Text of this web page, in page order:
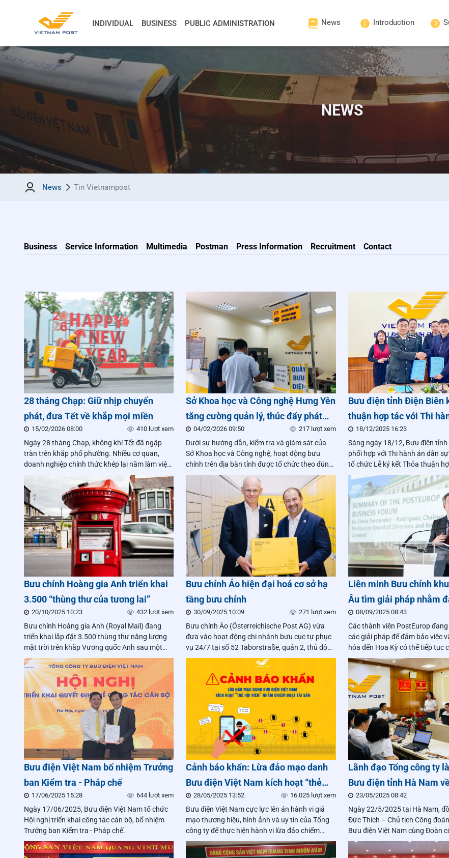
INDIVIDUAL BUSINESS PUBLIC ADMINISTRATION News Introduction
NEWS
News Tin Vietnampost
Business Service Information Multimedia Postman Press Information Recruitment Contact
28 tháng Chạp: Giữ nhịp chuyển
phát, đưa Tết về khắp mọi miền
15/02/2026 08:00 410 lượt xem
Ngày 28 tháng Chạp, không khí Tết đã ngập
tràn trên khắp phố phường. Nhiều cơ quan,
doanh nghiệp chính thức khép lại năm làm việc,
chuẩn bị cho kỳ nghỉ dài ngày. Thế nhưng tại
các trung tâm khai thác, bưu cục và trên từng
tuyến phát, nhịp làm việc của Bưu điện Việt
Nam vẫn khẩn trương, liên tục, không ngơi
nghỉ.
Sở Khoa học và Công nghệ Hưng Yên
tăng cường quản lý, thúc đẩy phát
triển dịch vụ bưu chính, đóng góp
tích cực vào ngân sách địa phương
04/02/2026 09:50 217 lượt xem
Dưới sự hướng dẫn, kiểm tra và giám sát của
Sở Khoa học và Công nghệ, hoạt động bưu
chính trên địa bàn tỉnh được tổ chức theo đúng
quy định pháp luật, bảo đảm chất lượng dịch
vụ, an toàn mạng bưu chính công cộng và
quyền lợi của người sử dụng dịch vụ.
Bưu điện tỉnh Điện Biên
thuận hợp tác với Thi
tỉnh18/12/2025 16:23
Sáng ngày 18/12, Bưu điện tỉnh
phối hợp với Thi hành án dân
tổ chức Lễ ký kết Thỏa thuận
đơn vị.
Bưu chính Hoàng gia Anh triển khai
3.500 “thùng thư của tương lai”
20/10/2025 10:23 432 lượt xem
Bưu chính Hoàng gia Anh (Royal Mail) đang
triển khai lắp đặt 3.500 thùng thư năng lượng
mặt trời trên khắp Vương quốc Anh sau một
đợt thử nghiệm thành công vào đầu năm nay,
khi công ty tiếp tục tìm cách giúp cho việc gửi,
trả và nhận bưu kiện trở nên thuận tiện hơn cho
khách hàng.
Bưu chính Áo hiện đại hoá cơ sở hạ
tầng bưu chính
30/09/2025 10:09 271 lượt xem
Bưu chính Áo (Österreichische Post AG) vừa
đưa vào hoạt động chi nhánh bưu cục tự phục
vụ 24/7 tại số 52 Taborstraße, quận 2, thủ đô
Vienna.
Liên minh Bưu chính
Âu tìm giải pháp nhằm
tiếp tục vận chuyển
đến Mỹ
08/09/2025 08:43
Các thành viên PostEurop
các giải pháp để đảm bảo việc
hóa đến Hoa Kỳ có thể tiếp tục
hàng doanh nghiệp và cá
nhắc đến tầm quan trọng của
trì dịch vụ bưu chính toàn cầu.
Bưu điện Việt Nam bổ nhiệm Trưởng
ban Kiểm tra - Pháp chế
17/06/2025 15:28 644 lượt xem
Ngày 17/06/2025, Bưu điện Việt Nam tổ chức
Hội nghị triển khai công tác cán bộ, bổ nhiệm
Trưởng ban Kiểm tra - Pháp chế.
Cảnh báo khẩn: Lừa đảo mạo danh
Bưu điện Việt Nam kích hoạt “thẻ
hội viên” nhằm chiếm đoạt tài sản
28/05/2025 13:52 16.025 lượt xem
Bưu điện Việt Nam cực lực lên án hành vi giả
mạo thương hiệu, hình ảnh và uy tín của Tổng
công ty để thực hiện hành vi lừa đảo chiếm
đoạt tài sản, gây hoang mang dư luận và làm
tổn hại nghiêm trọng đến niềm tin của người
Lãnh đạo Tổng công ty
Bưu điện tỉnh Hà Nam
tổ chức sản xuất kinh
23/05/2025 08:42
Ngày 22/5/2025 tại Hà Nam,
Đức Thích – Chủ tịch Công
Bưu điện Việt Nam cùng Đoàn
làm việc với Bưu điện tỉnh về
đổi mới tổ chức quản lý và sản